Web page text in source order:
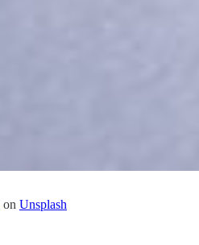
on Unsplash